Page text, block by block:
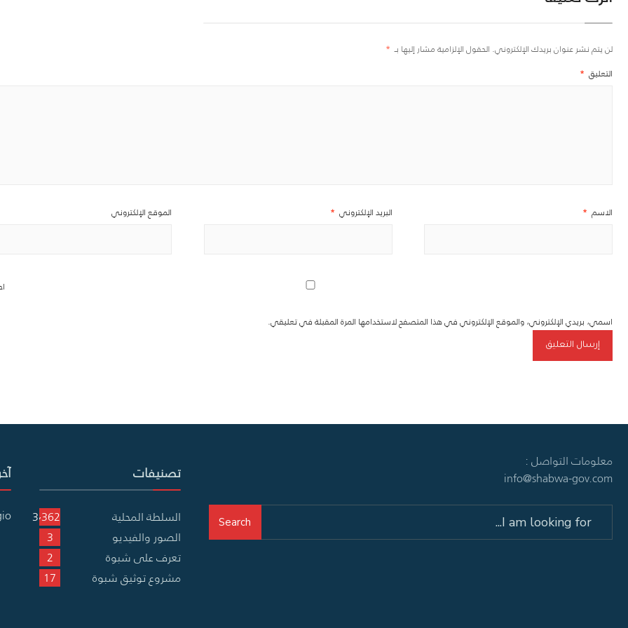
لن يتم نشر عنوان بريدك الإلكتروني. الحقول الإلزامية مشار إليها بـ *
التعليق *
الاسم * البريد الإلكتروني * الموقع الإلكتروني
اسمي، بريدي الإلكتروني، والموقع الإلكتروني في هذا المتصفح لاستخدامها المرة المقبلة في تعليقي.
معلومات التواصل :
info@shabwa-gov.com
Search
تصنيفات
السلطة المحلية
3٬362
الصور والفيديو
3
تعرف على شبوة
2
مشروع توثيق شبوة
17